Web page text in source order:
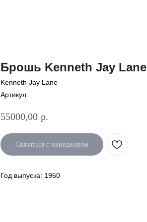
Брошь Kenneth Jay Lane
Kenneth Jay Lane
Артикул:
55000,00 р.
Связаться с менеджером
Год выпуска: 1950